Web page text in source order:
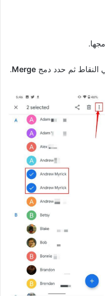
النقاط ثم حدد دمج Merge
.